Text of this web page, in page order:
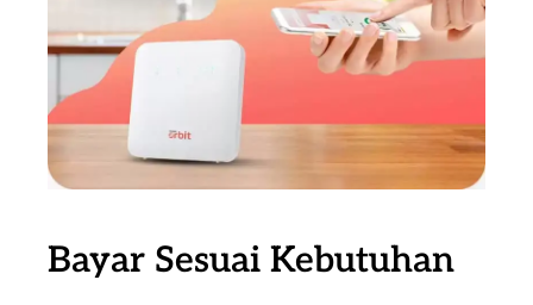
Bayar Sesuai Kebutuhan